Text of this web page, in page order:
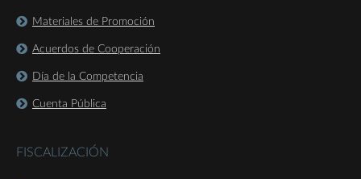
Materiales de Promoción
Acuerdos de Cooperación
Día de la Competencia
Cuenta Pública
FISCALIZACIÓN